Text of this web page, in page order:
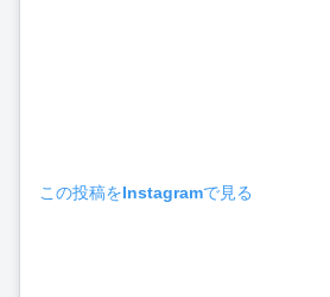
この投稿をInstagramで見る